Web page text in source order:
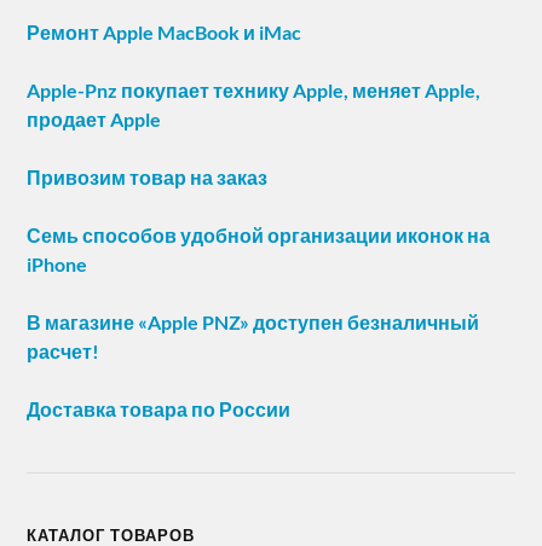
Ремонт Apple MacBook и iMac
Apple-Pnz покупает технику Apple, меняет Apple,
продает Apple
Привозим товар на заказ
Семь способов удобной организации иконок на
iPhone
В магазине «Apple PNZ» доступен безналичный
расчет!
Доставка товара по России
КАТАЛОГ ТОВАРОВ